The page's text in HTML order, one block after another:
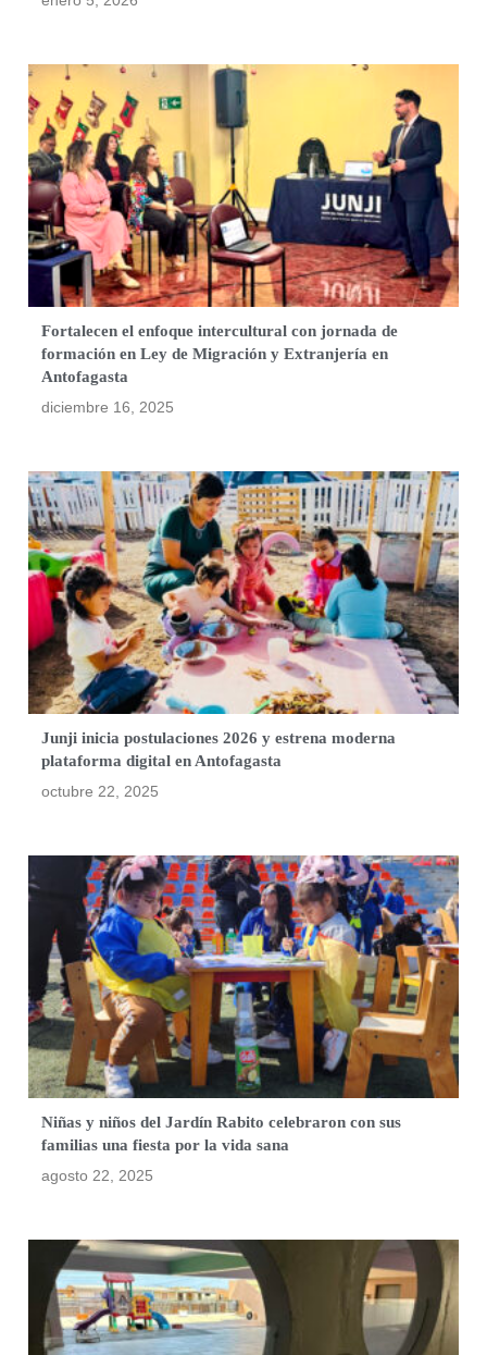
Fortalecen el enfoque intercultural con jornada de
formación en Ley de Migración y Extranjería en
Antofagasta
diciembre 16, 2025
Junji inicia postulaciones 2026 y estrena moderna
plataforma digital en Antofagasta
octubre 22, 2025
Niñas y niños del Jardín Rabito celebraron con sus
familias una fiesta por la vida sana
agosto 22, 2025